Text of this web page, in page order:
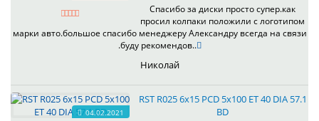
Спасибо за диски просто супер.как
просил колпаки положили с логотипом
марки авто.большое спасибо менеджеру Александру всегда на связи
.буду рекомендов..
Николай
04.02.2021
RST R025 6x15 PCD 5x100 ET 40 DIA 57.1
BD